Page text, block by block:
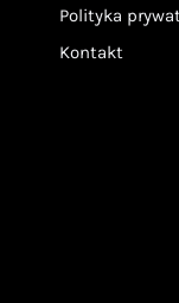
Polityka
Kontakt